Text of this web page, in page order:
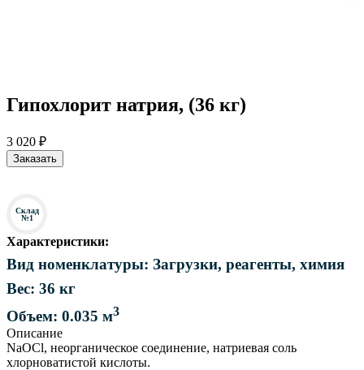
Гипохлорит натрия, (36 кг)
3 020 ₽
Заказать
Склад
№1
Характеристики:
Вид номенклатуры: Загрузки, реагенты, химия
Вес: 36 кг
Объем: 0.035 м3
Описание
NaOCl, неорганическое соединение, натриевая соль
хлорноватистой кислоты.